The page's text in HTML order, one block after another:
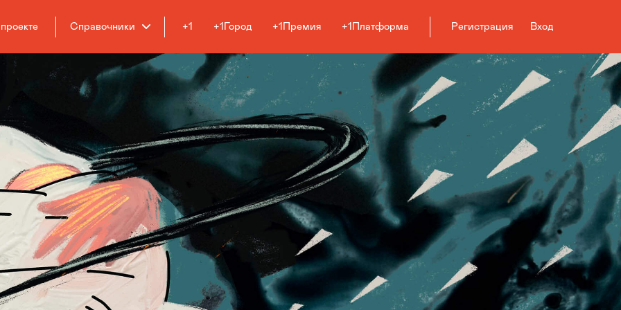
Справочники +1 +1Город +1Премия +1Платформа Регистрация Вход